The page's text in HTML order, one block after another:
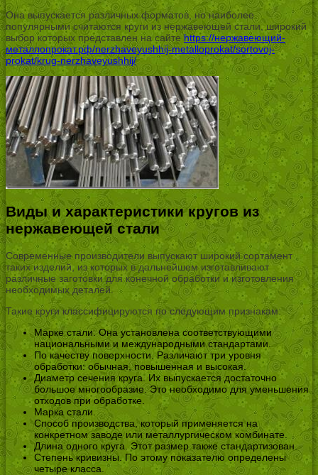
Она выпускается различных форматов, но наиболее
популярными считаются круги из нержавеющей стали, широкий
выбор которых представлен на сайтеhttps://нержавеющий-
металлопрокат.рф/nerzhaveyushhij-metalloprokat/sortovoj-
prokat/krug-nerzhaveyushhij/
Виды и характеристики кругов из
нержавеющей стали
Современные производители выпускают широкий сортамент
таких изделий, из которых в дальнейшем изготавливают
различные заготовки для конечной обработки и изготовления
необходимых деталей.
Такие круги классифицируются по следующим признакам:
Марке стали. Она установлена соответствующими
национальными и международными стандартами.
По качеству поверхности. Различают три уровня
обработки: обычная, повышенная и высокая.
Диаметр сечения круга. Их выпускается достаточно
большое многообразие. Это необходимо для уменьшения
отходов при обработке.
Марка стали.
Способ производства, который применяется на
конкретном заводе или металлургическом комбинате.
Длина одного круга. Этот размер также стандартизован.
Степень кривизны. По этому показателю определены
четыре класса.